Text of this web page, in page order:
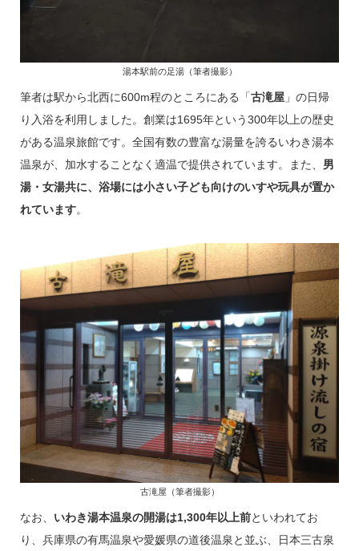
湯本駅前の足湯（筆者撮影）
筆者は駅から北西に600m程のところにある「古滝屋」の日帰
り入浴を利用しました。創業は1695年という300年以上の歴史
がある温泉旅館です。全国有数の豊富な湯量を誇るいわき湯本
温泉が、加水することなく適温で提供されています。また、 男
湯・女湯共に、浴場には小さい子ども向けのいすや玩具が置か
れています。
古滝屋（筆者撮影）
なお、 いわき湯本温泉の開湯は1,300年以上前といわれてお
り、兵庫県の有馬温泉や愛媛県の道後温泉と並ぶ、日本三古泉